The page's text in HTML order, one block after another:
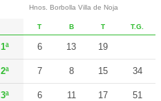
Hnos. Borbolla Villa de Noja
T B T T.G.
1ª 6 13 19
2ª 7 8 15 34
3ª 6 11 17 51